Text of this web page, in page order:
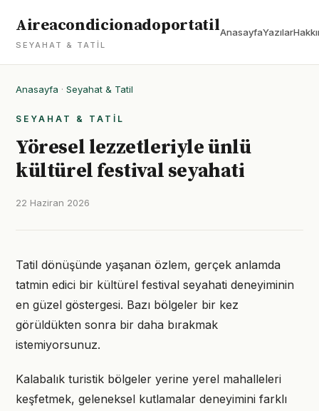
Aireacondicionadoportatil
SEYAHAT & TATIL
AnasayfaYazılar
Anasayfa · Seyahat & Tatil
SEYAHAT & TATIL
Yöresel lezzetleriyle ünlü
kültürel festival seyahati
22 Haziran 2026
Tatil dönüşünde yaşanan özlem, gerçek anlamda
tatmin edici bir kültürel festival seyahati deneyiminin
en güzel göstergesi. Bazı bölgeler bir kez
görüldükten sonra bir daha bırakmak
istemiyorsunuz.
Kalabalık turistik bölgeler yerine yerel mahalleleri
keşfetmek, geleneksel kutlamalar deneyimini farklı